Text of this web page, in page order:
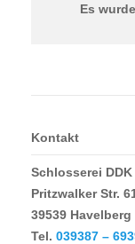
Es
Kontakt
Schlosserei DDK
Pritzwalker Str.
39539 Havelberg
Tel. 039387 –